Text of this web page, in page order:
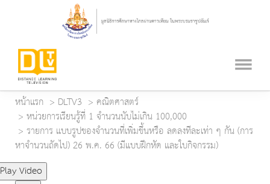
หน้าแรก DLTV3
คณิตศาสตร์
หน่วยการเรียนรู้ที่ 1 จำนวนนับไม่เกิน 100,000
รายการ แบบรูปของจำนวนที่เพิ่มขึ้นหรือ ลดลงทีละเท่า ๆ กัน (การ
หาจำนวนถัดไป) 26 พ.ค. 66 (มีแบบฝึกหัด และใบกิจกรรม)
Play Video